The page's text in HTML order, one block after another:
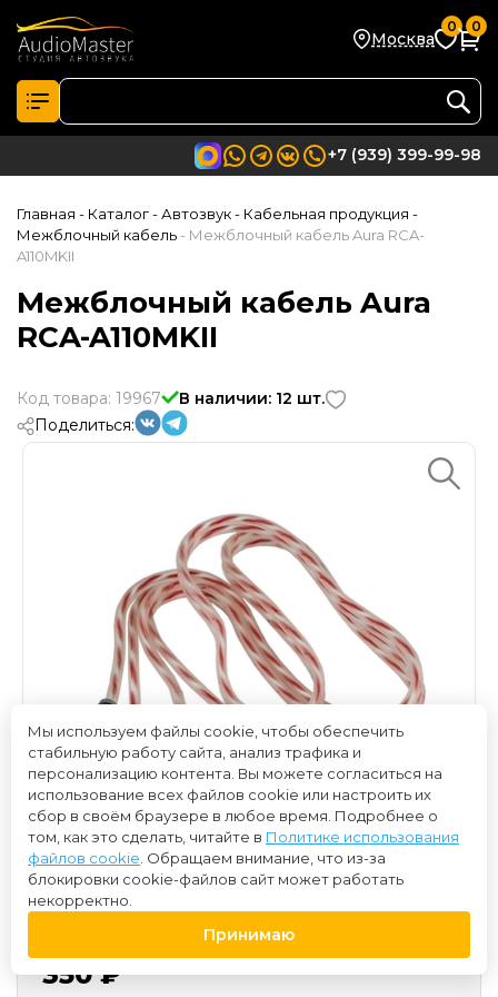
Москва
0 0
+7 (939) 399-99-98
Главная - Каталог- Автозвук- Кабельная продукция -
Межблочный кабель - Межблочный кабель Aura RCA-
A110MKII
Межблочный кабель Aura
RCA-A110MKII
Код товара: 19967
В наличии: 12 шт.
Поделиться:
350 ₽
Мы используем файлы cookie, чтобы обеспечить
стабильную работу сайта, анализ трафика и
персонализацию контента. Вы можете согласиться на
использование всех файлов cookie или настроить их
сбор в своём браузере в любое время. Подробнее о
том, как это сделать, читайте в Политике использования
файлов cookie . Обращаем внимание, что из-за
блокировки cookie-файлов сайт может работать
некорректно.
Принимаю